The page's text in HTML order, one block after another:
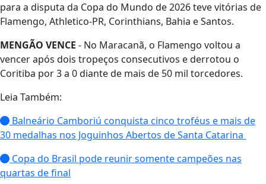
para a disputa da Copa do Mundo de 2026 teve vitórias de
Flamengo, Athletico-PR, Corinthians, Bahia e Santos.
MENGÃO VENCE - No Maracanã, o Flamengo voltou a
vencer após dois tropeços consecutivos e derrotou o
Coritiba por 3 a 0 diante de mais de 50 mil torcedores.
Leia Também:
Balneário Camboriú conquista cinco troféus e mais de
30 medalhas nos Joguinhos Abertos de Santa Catarina
Copa do Brasil pode reunir somente campeões nas
quartas de final